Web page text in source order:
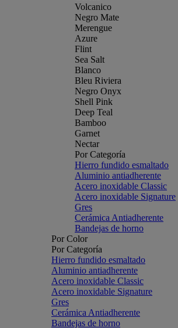
Volcanico
Negro Mate
Merengue
Azure
Flint
Sea Salt
Blanco
Bleu Riviera
Negro Onyx
Shell Pink
Deep Teal
Bamboo
Garnet
Nectar
Por Categoría
Hierro fundido esmaltado
Aluminio antiadherente
Acero inoxidable Classic
Acero inoxidable Signature
Gres
Cerámica Antiadherente
Bandejas de horno
Por Color
Por Categoría
Hierro fundido esmaltado
Aluminio antiadherente
Acero inoxidable Classic
Acero inoxidable Signature
Gres
Cerámica Antiadherente
Bandejas de horno